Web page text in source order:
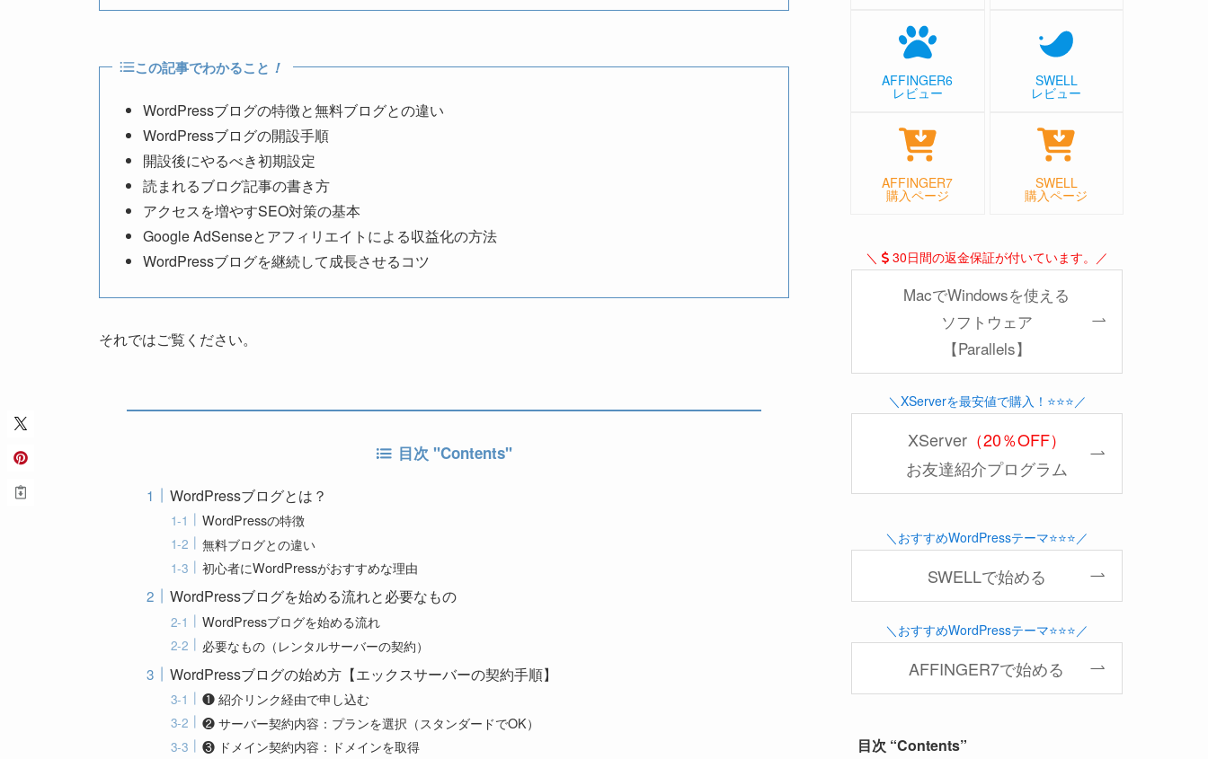
この記事でわかること ！
WordPressブログの特徴と無料ブログとの違い
WordPressブログの開設手順
開設後にやるべき初期設定
読まれるブログ記事の書き方
アクセスを増やすSEO対策の基本
Google AdSenseとアフィリエイトによる収益化の方法
WordPressブログを継続して成長させるコツ
それではご覧ください。
目次 "Contents"
WordPressブログとは？
WordPressの特徴
無料ブログとの違い
初心者にWordPressがおすすめな理由
WordPressブログを始める流れと必要なもの
WordPressブログを始める流れ
必要なもの（レンタルサーバーの契約）
WordPressブログの始め方【エックスサーバーの契約手順】
❶ 紹介リンク経由で申し込む
❷ サーバー契約内容：プランを選択（スタンダードでOK）
❸ ドメイン契約内容：ドメインを取得
AFFINGER6
レビュー
SWELL
レビュー
AFFINGER7
購入ページ
SWELL
購入ページ
＼ 30日間の返金保証が付いています。／
MacでWindowsを使える
ソフトウェア
【Parallels】
＼XServerを最安値で購入！⭐️⭐️⭐️／
XServer（20％OFF）
お友達紹介プログラム
＼おすすめWordPressテーマ⭐️⭐️⭐️／
SWELLで始める
＼おすすめWordPressテーマ⭐️⭐️⭐️／
AFFINGER7で始める
目次 “Contents”